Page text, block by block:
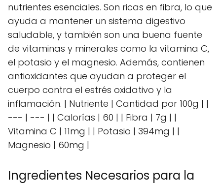
nutrientes esenciales. Son ricas en fibra, lo que
ayuda a mantener un sistema digestivo
saludable, y también son una buena fuente
de vitaminas y minerales como la vitamina C,
el potasio y el magnesio. Además, contienen
antioxidantes que ayudan a proteger el
cuerpo contra el estrés oxidativo y la
inflamación. | Nutriente | Cantidad por 100g | |
--- | --- | | Calorías | 60 | | Fibra | 7g | |
Vitamina C | 11mg | | Potasio | 394mg | |
Magnesio | 60mg |
Ingredientes Necesarios para la